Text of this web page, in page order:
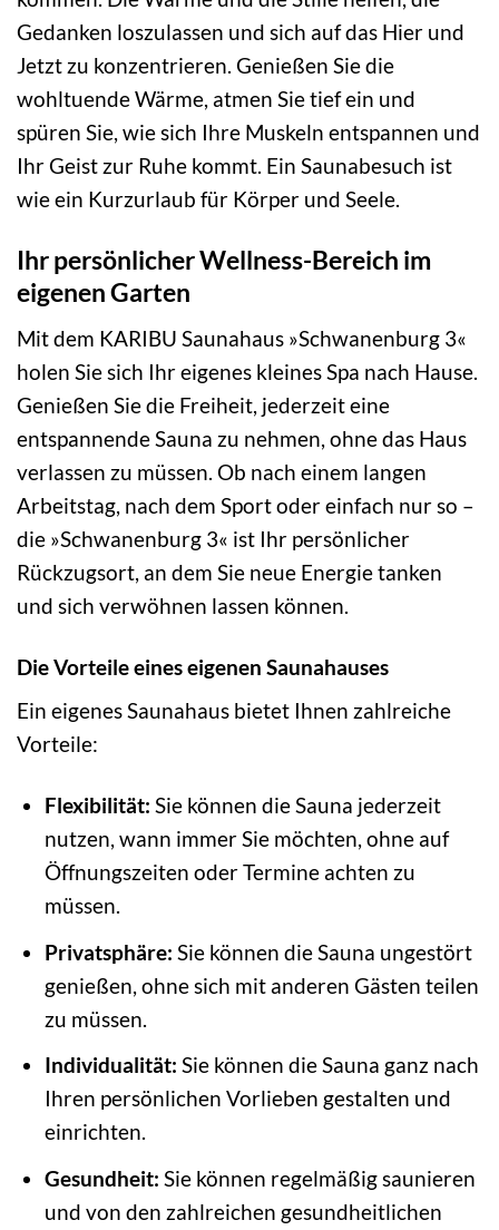
Gedanken loszulassen und sich auf das Hier und
Jetzt zu konzentrieren. Genießen Sie die
wohltuende Wärme, atmen Sie tief ein und
spüren Sie, wie sich Ihre Muskeln entspannen und
Ihr Geist zur Ruhe kommt. Ein Saunabesuch ist
wie ein Kurzurlaub für Körper und Seele.
Ihr persönlicher Wellness-Bereich im
eigenen Garten
Mit dem KARIBU Saunahaus »Schwanenburg 3«
holen Sie sich Ihr eigenes kleines Spa nach Hause.
Genießen Sie die Freiheit, jederzeit eine
entspannende Sauna zu nehmen, ohne das Haus
verlassen zu müssen. Ob nach einem langen
Arbeitstag, nach dem Sport oder einfach nur so –
die »Schwanenburg 3« ist Ihr persönlicher
Rückzugsort, an dem Sie neue Energie tanken
und sich verwöhnen lassen können.
Die Vorteile eines eigenen Saunahauses
Ein eigenes Saunahaus bietet Ihnen zahlreiche
Vorteile:
Flexibilität: Sie können die Sauna jederzeit
nutzen, wann immer Sie möchten, ohne auf
Öffnungszeiten oder Termine achten zu
müssen.
Privatsphäre: Sie können die Sauna ungestört
genießen, ohne sich mit anderen Gästen teilen
zu müssen.
Individualität: Sie können die Sauna ganz nach
Ihren persönlichen Vorlieben gestalten und
einrichten.
Gesundheit: Sie können regelmäßig saunieren
und von den zahlreichen gesundheitlichen